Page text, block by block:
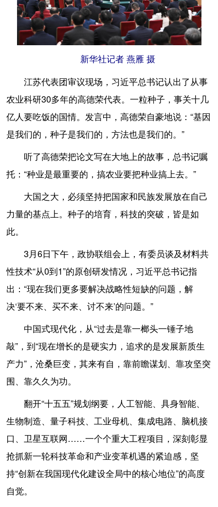
新华社记者 燕雁 摄
江苏代表团审议现场，习近平总书记认出了从事
农业科研30多年的高德荣代表。一粒种子，事关十几
亿人要吃饭的国情。发言中，高德荣自豪地说：“基因
是我们的，种子是我们的，方法也是我们的。”
听了高德荣把论文写在大地上的故事，总书记嘱
托：“种业是最重要的，搞农业要把种业搞上去。”
大国之大，必须坚持把国家和民族发展放在自己
力量的基点上。种子的培育，科技的突破，皆是如
此。
3月6日下午，政协联组会上，有委员谈及材料共
性技术“从0到1”的原创研发情况，习近平总书记指
出：“现在我们更多要解决战略性短缺的问题，解
决‘要不来、买不来、讨不来’的问题。”
中国式现代化，从“过去是靠一榔头一锤子地
敲”，到“现在增长的是硬实力，追求的是发展新质生
产力”，沧桑巨变，其来有自，靠前瞻谋划、靠攻坚突
围、靠久久为功。
翻开“十五五”规划纲要，人工智能、具身智能、
生物制造、量子科技、工业母机、集成电路、脑机接
口、卫星互联网……一个个重大工程项目，深刻彰显
抢抓新一轮科技革命和产业变革机遇的紧迫感，坚
持“创新在我国现代化建设全局中的核心地位”的高度
自觉。